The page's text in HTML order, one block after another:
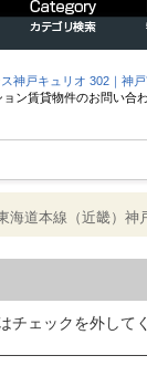
神戸キュリオ 302｜神
ン賃貸物件のお問い合
道本線（近畿）
ェックを外して